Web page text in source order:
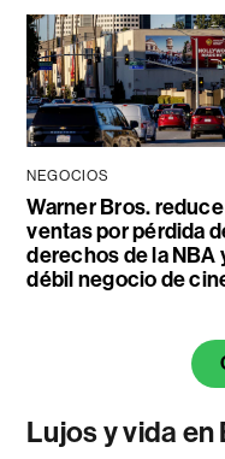
NEGOCIOS
Warner Bros.
ventas por pérdida
derechos de la NBA
débil negocio de
Lujos y vida